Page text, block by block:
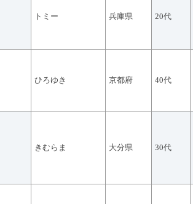
トミー 兵庫県 20代
ひろゆき 京都府 40代
きむらま 大分県 30代